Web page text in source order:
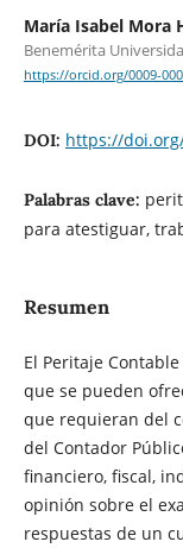
María Isabel Mora
Benemérita
https://orcid.org/0009-
DOI: https://
Palabras clave:
para atestiguar,
Resumen
El Peritaje
que se pueden
que requieran del
del Contador
financiero, fiscal,
opinión sobre el
respuestas de un